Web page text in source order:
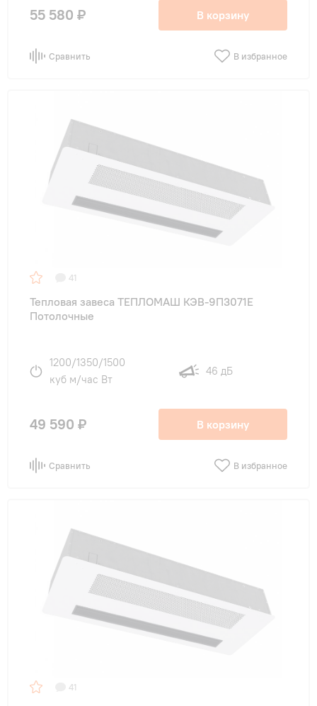
55 580 ₽ В корзину
Сравнить В избранное
41
Тепловая завеса ТЕПЛОМАШ КЭВ-9П3071Е
Потолочные
1200/1350/1500
куб м/час Вт
46 дБ
49 590 ₽ В корзину
Сравнить В избранное
41